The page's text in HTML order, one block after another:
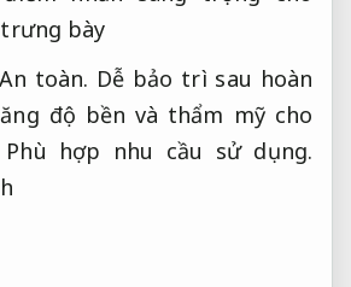
bày
An toàn. Dễ bảo trì sau hoàn
độ bền và thẩm mỹ cho
Phù hợp nhu cầu sử dụng.